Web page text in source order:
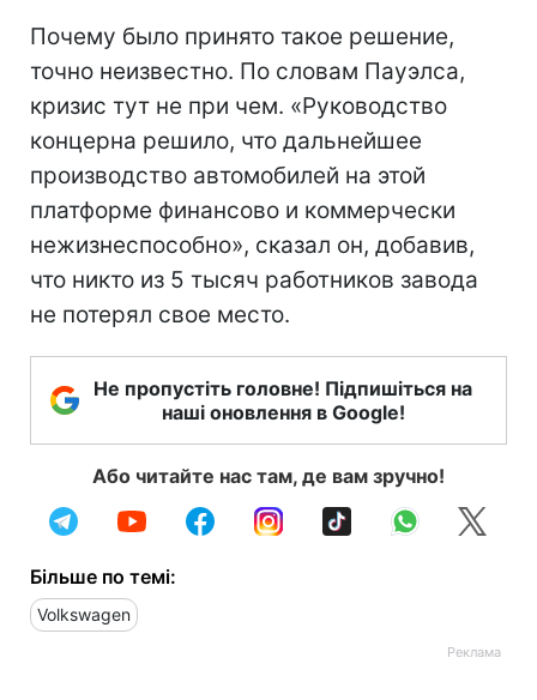
Почему было принято такое решение,
точно неизвестно. По словам Пауэлса,
кризис тут не при чем. «Руководство
концерна решило, что дальнейшее
производство автомобилей на этой
платформе финансово и коммерчески
нежизнеспособно», сказал он, добавив,
что никто из 5 тысяч работников завода
не потерял свое место.
Не пропустіть головне! Підпишіться на
наші оновлення в Google!
Або читайте нас там, де вам зручно!
Більше по темі:
Volkswagen